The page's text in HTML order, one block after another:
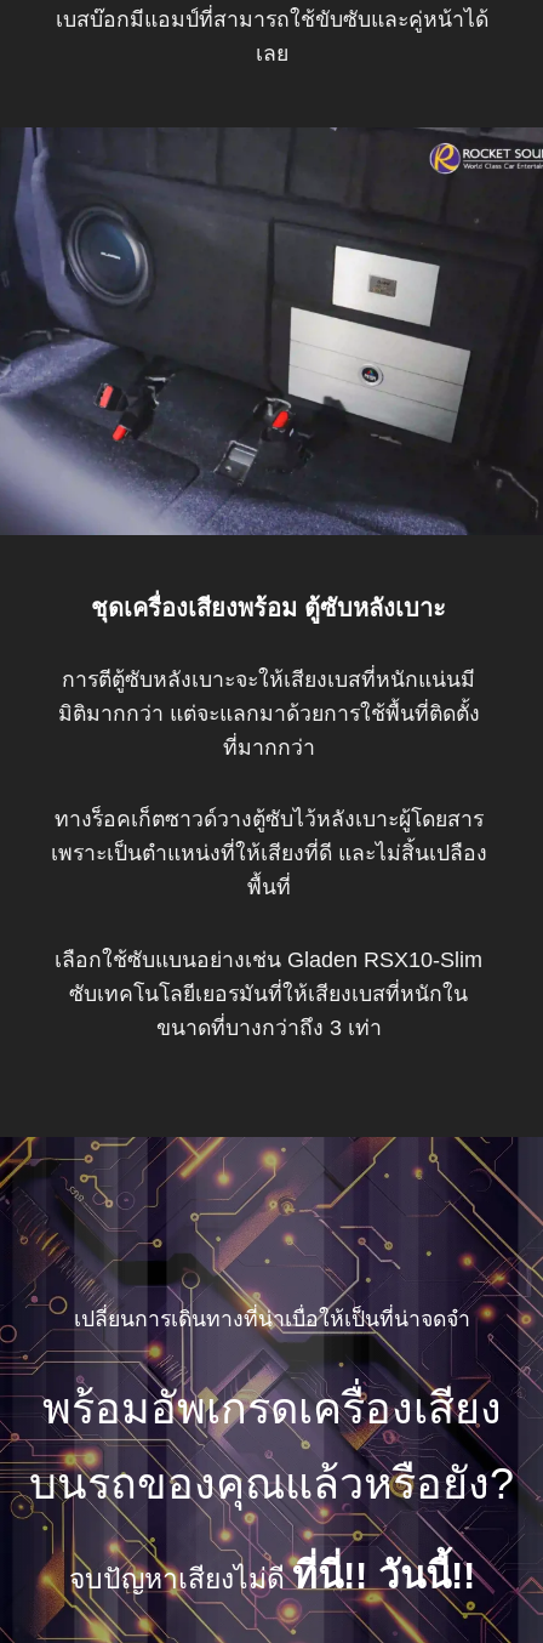
เบสบ๊อกมีแอมป์ที่สามารถใช้ขับซับและคู่หน้าได้
เลย
ชุดเครื่องเสียงพร้อม ตู้ซับหลังเบาะ
การตีตู้ซับหลังเบาะจะให้เสียงเบสที่หนักแน่นมี
มิติมากกว่า แต่จะแลกมาด้วยการใช้พื้นที่ติดตั้ง
ที่มากกว่า
ทางร็อคเก็ตซาวด์วางตู้ซับไว้หลังเบาะผู้โดยสาร
เพราะเป็นตำแหน่งที่ให้เสียงที่ดี และไม่สิ้นเปลือง
พื้นที่
เลือกใช้ซับแบนอย่างเช่น Gladen RSX10-Slim
ซับเทคโนโลยีเยอรมันที่ให้เสียงเบสที่หนักใน
ขนาดที่บางกว่าถึง 3 เท่า
เปลี่ยนการเดินทางที่น่าเบื่อให้เป็นที่น่าจดจำ
พร้อมอัพเกรดเครื่องเสียง
บนรถของคุณแล้วหรือยัง?
จบปัญหาเสียงไม่ดี ที่นี่!! วันนี้!!